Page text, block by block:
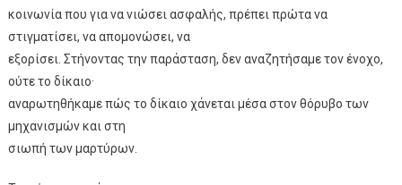
κοινωνία που για να νιώσει ασφαλής, πρέπει πρώτα να
στιγματίσει, να απομονώσει, να
εξορίσει. Στήνοντας την παράσταση, δεν αναζητήσαμε τον ένοχο,
ούτε το δίκαιο·
αναρωτηθήκαμε πώς το δίκαιο χάνεται μέσα στον θόρυβο των
μηχανισμών και στη
σιωπή των μαρτύρων.